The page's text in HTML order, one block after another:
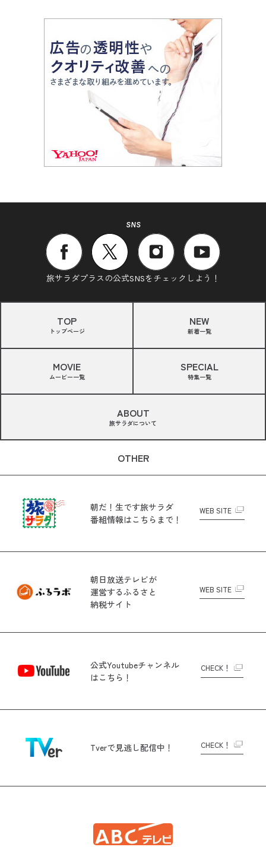
SNS
旅サラダプラスの公式SNSをチェックしよう！
TOP
トップページ
NEW
新着一覧
MOVIE
ムービー一覧
SPECIAL
特集一覧
ABOUT
旅サラダについて
OTHER
朝だ！生です旅サラダ
番組情報はこちらまで！
WEB SITE
朝日放送テレビが
運営するふるさと
納税サイト
WEB SITE
公式Youtubeチャンネル
はこちら！
CHECK！
Tverで見逃し配信中！ CHECK！